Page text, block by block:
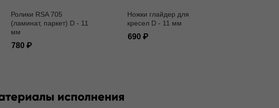
Ролики RSA 705
(ламинат, паркет) D - 11
мм
780
Ножки глайдер для
кресел D - 11 мм
690
исполнения